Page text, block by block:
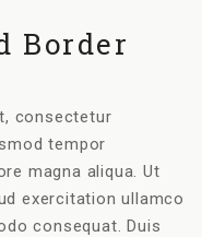
Border
consectetur
tempor
magna aliqua. Ut
exercitation ullamco
consequat. Duis